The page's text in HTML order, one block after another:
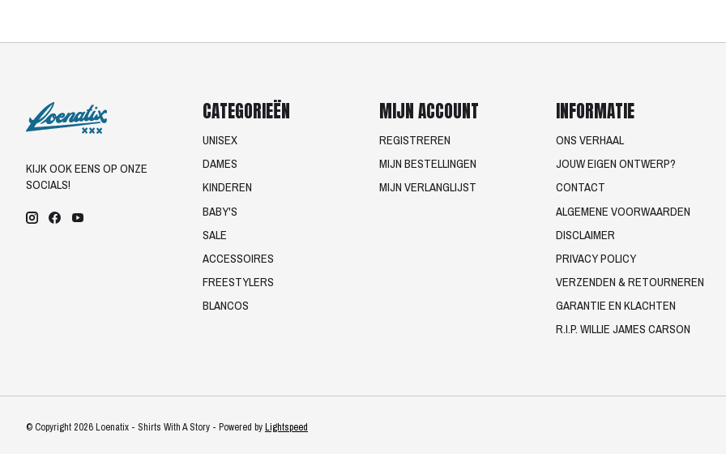
KIJK OOK EENS OP ONZE
SOCIALS!
CATEGORIEËN
UNISEX
DAMES
KINDEREN
BABY'S
SALE
ACCESSOIRES
FREESTYLERS
BLANCOS
MIJN ACCOUNT
REGISTREREN
MIJN BESTELLINGEN
MIJN VERLANGLIJST
INFORMATIE
ONS VERHAAL
JOUW EIGEN ONTWERP?
CONTACT
ALGEMENE VOORWAARDEN
DISCLAIMER
PRIVACY POLICY
VERZENDEN & RETOURNEREN
GARANTIE EN KLACHTEN
R.I.P. WILLIE JAMES CARSON
© Copyright 2026 Loenatix - Shirts With A Story - Powered byLightspeed